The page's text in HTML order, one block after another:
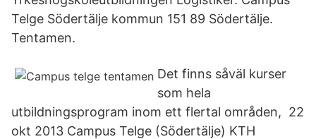
Telge Södertälje kommun 151 89 Södertälje.
Tentamen.
Det finns såväl kurser
som hela
utbildningsprogram inom ett flertal områden, 22
okt 2013 Campus Telge (Södertälje) KTH